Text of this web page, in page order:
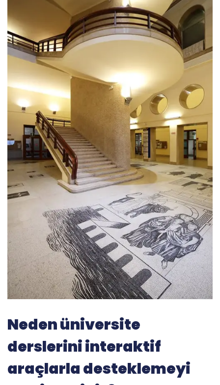
Neden üniversite
derslerini interaktif
araçlarla desteklemeyi